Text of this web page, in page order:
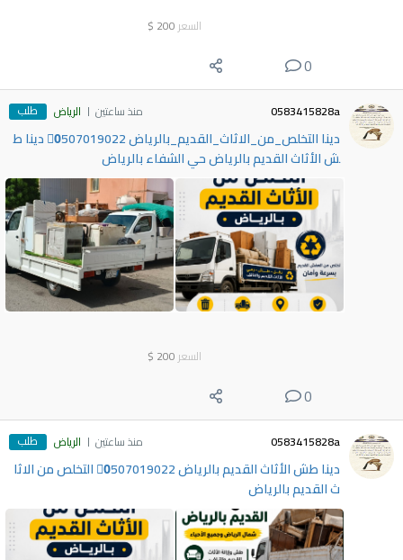
السعر 200
$
0
0583415828a منذ ساعتين الرياض طلب
دينا التخلص_من_الاثاث_القديم_بالرياض 0َ507019022 دينا ط
ش الأثاث القديم بالرياض حي الشفاء بالرياض
السعر 200
$
0
0583415828a منذ ساعتين الرياض طلب
دينا طش الأثاث القديم بالرياض 0َ507019022 التخلص من الاثا
ث القديم بالرياض